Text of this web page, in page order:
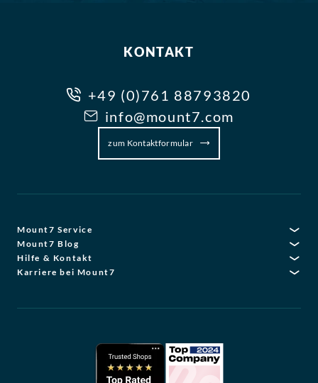
KONTAKT
+49 (0)761 88793820
info@mount7.com
zum Kontaktformular
Mount7 Service
Mount7 Blog
Hilfe & Kontakt
Karriere bei Mount7